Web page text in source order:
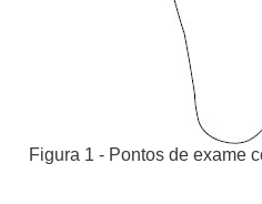
Figura 1 - Pontos de exame